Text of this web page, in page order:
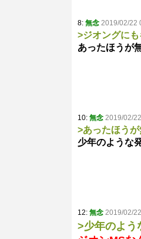
8: 無念 2019/02/22
>ジオングに
あったほうが
10: 無念 2019/02/
>あったほう
少年のような
12: 無念 2019/02/
>少年のよう